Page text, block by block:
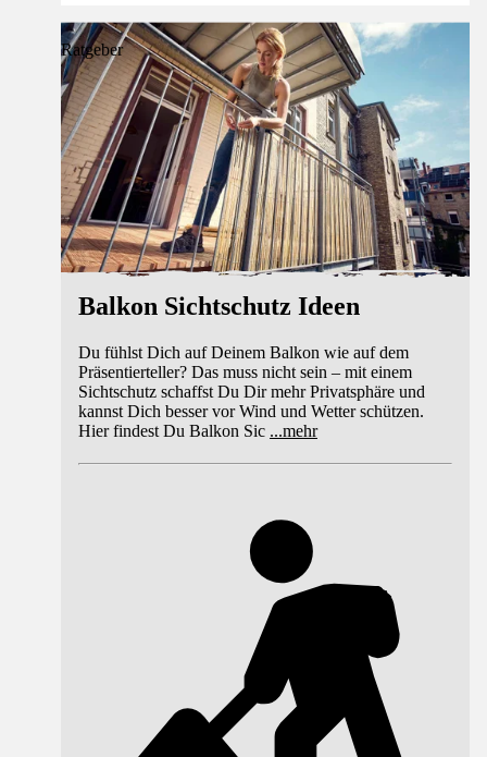
Ratgeber
Balkon Sichtschutz Ideen
Du fühlst Dich auf Deinem Balkon wie auf dem
Präsentierteller? Das muss nicht sein – mit einem
Sichtschutz schaffst Du Dir mehr Privatsphäre und
kannst Dich besser vor Wind und Wetter schützen.
Hier findest Du Balkon Sic ...mehr